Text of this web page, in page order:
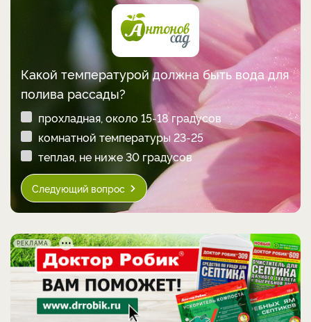
Какой температурой должна быть вода для
полива рассады?
прохладная, около 15-18 градусов
комнатной температуры 23-25
теплая, не ниже 30 градусов
Следующий вопрос
РЕКЛАМА